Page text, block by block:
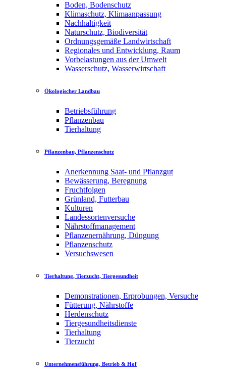
Boden, Bodenschutz
Klimaschutz, Klimaanpassung
Nachhaltigkeit
Naturschutz, Biodiversität
Ordnungsgemäße Landwirtschaft
Regionales und Entwicklung, Raum
Vorbelastungen aus der Umwelt
Wasserschutz, Wasserwirtschaft
Ökologischer Landbau
Betriebsführung
Pflanzenbau
Tierhaltung
Pflanzenbau, Pflanzenschutz
Anerkennung Saat- und Pflanzgut
Bewässerung, Beregnung
Fruchtfolgen
Grünland, Futterbau
Kulturen
Landessortenversuche
Nährstoffmanagement
Pflanzenernährung, Düngung
Pflanzenschutz
Versuchswesen
Tierhaltung, Tierzucht, Tiergesundheit
Demonstrationen, Erprobungen, Versuche
Fütterung, Nährstoffe
Herdenschutz
Tiergesundheitsdienste
Tierhaltung
Tierzucht
Unternehmensführung, Betrieb & Hof